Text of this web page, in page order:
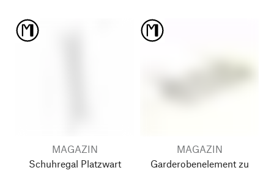
MAGAZIN
Schuhregal Platzwart
MAGAZIN
Garderobenelement zu